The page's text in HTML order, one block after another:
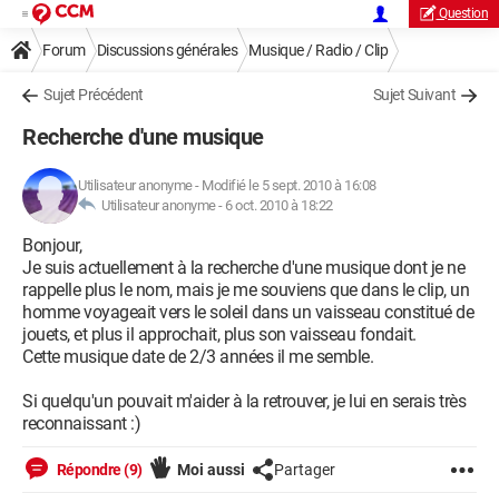
Question
Forum Discussions générales Musique / Radio / Clip
Sujet Précédent Sujet Suivant
Recherche d'une musique
Utilisateur anonyme- Modifié le 5 sept. 2010 à 16:08
Utilisateur anonyme - 6 oct. 2010 à 18:22
Bonjour,
Je suis actuellement à la recherche d'une musique dont je ne
rappelle plus le nom, mais je me souviens que dans le clip, un
homme voyageait vers le soleil dans un vaisseau constitué de
jouets, et plus il approchait, plus son vaisseau fondait.
Cette musique date de 2/3 années il me semble.
Si quelqu'un pouvait m'aider à la retrouver, je lui en serais très
reconnaissant :)
Répondre (9) Moi aussi Partager